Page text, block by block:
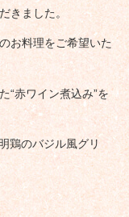
きました。
お料理をご希望いた
“赤ワイン煮込み”を
鶏のバジル風グリ